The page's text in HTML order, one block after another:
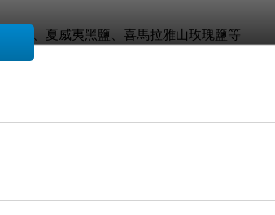
末、夏威夷黑鹽、喜馬拉雅山玫瑰鹽等